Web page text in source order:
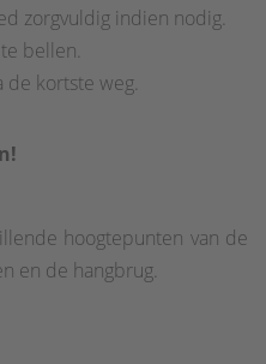
zorgvuldig indien nodig.
bellen.
de kortste weg.
hoogtepunten van de
en de hangbrug.